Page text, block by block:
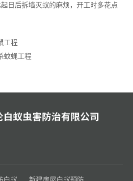
日后拆墙灭蚁的麻烦，开工时多花点
工程
蚊蝇工程